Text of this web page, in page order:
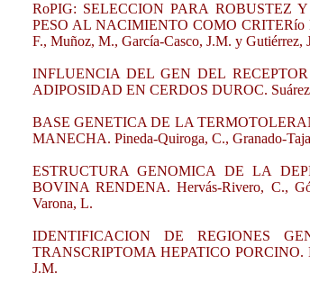
RoPIG: SELECCION PARA ROBUSTEZ
PESO AL NACIMIENTO COMO CRITERío
F., Muñoz, M., García-Casco, J.M. y Gutiérrez,
INFLUENCIA DEL GEN DEL
ADIPOSIDAD EN CERDOS DUROC.
BASE GENETICA DE LA
MANECHA. Pineda-Quiroga, C., Granado-
ESTRUCTURA GENOMICA DE LA
BOVINA RENDENA. Hervás-Rivero, C.,
Varona, L.
IDENTIFICACION DE REGIONES
TRANSCRIPTOMA HEPATICO PORCINO.
J.M.